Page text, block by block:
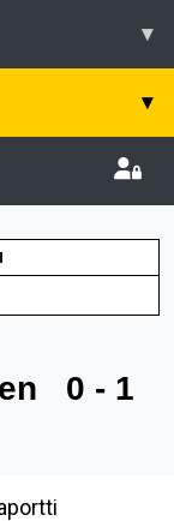
▾
▾
0 - 1